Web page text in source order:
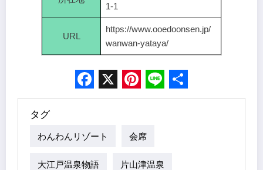
1-1
URL
https://www.ooedoonsen.jp/
wanwan-yataya/
Facebook
X Pinterest
LineShare
タグ
わんわんリゾート 会席
大江戸温泉物語 片山津温泉